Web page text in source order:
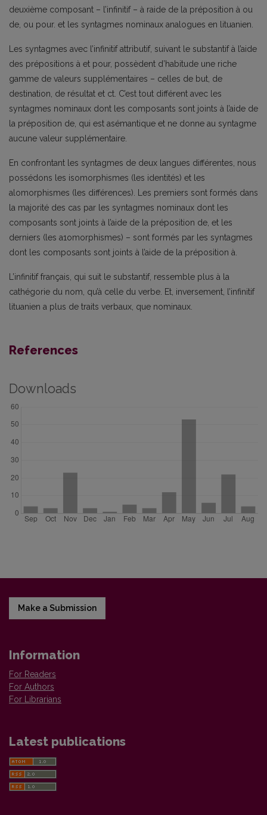
deuxième composant – l’infinitif – à raide de la préposition à ou
de, ou pour. et les syntagmes nominaux analogues en lituanien.
Les syntagmes avec l’infinitif attributif, suivant le substantif à l’aide
des prépositions à et pour, possèdent d’habitude une riche
gamme de valeurs supplémentaires – celles de but, de
destination, de résultat et ct. C’est tout différent avec les
syntagmes nominaux dont les composants sont joints à l’aide de
la préposition de, qui est asémantique et ne donne au syntagme
aucune valeur supplémentaire.
En confrontant les syntagmes de deux langues différentes, nous
possédons les isomorphismes (les identités) et les
alomorphismes (les différences). Les premiers sont formés dans
la majorité des cas par les syntagmes nominaux dont les
composants sont joints à l’aide de la préposition de, et les
derniers (les a1omorphismes) – sont formés par les syntagmes
dont les composants sont joints à l’aide de la préposition à.
L’infinitif français, qui suit le substantif, ressemble plus à la
cathégorie du nom, qu’à celle du verbe. Et, inversement, l’infinitif
lituanien a plus de traits verbaux, que nominaux.
References
Downloads
Make a Submission
Information
For Readers
For Authors
For Librarians
Latest publications